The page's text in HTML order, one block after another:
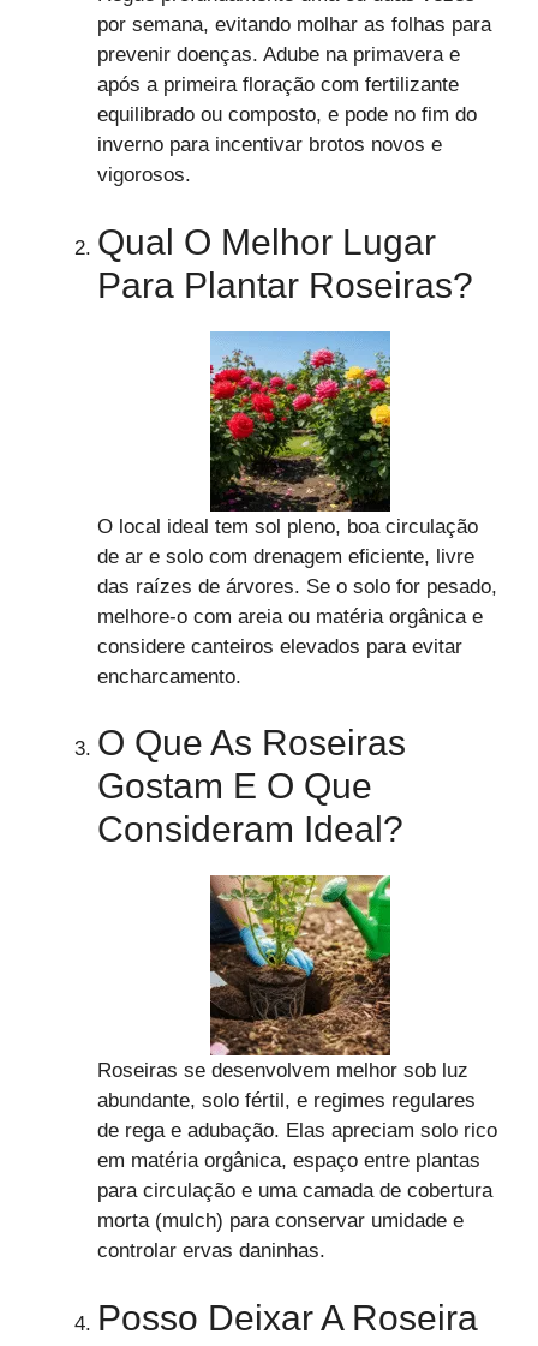
por semana, evitando molhar as folhas para
prevenir doenças. Adube na primavera e
após a primeira floração com fertilizante
equilibrado ou composto, e pode no fim do
inverno para incentivar brotos novos e
vigorosos.
Qual O Melhor Lugar
Para Plantar Roseiras?
O local ideal tem sol pleno, boa circulação
de ar e solo com drenagem eficiente, livre
das raízes de árvores. Se o solo for pesado,
melhore-o com areia ou matéria orgânica e
considere canteiros elevados para evitar
encharcamento.
O Que As Roseiras
Gostam E O Que
Consideram Ideal?
Roseiras se desenvolvem melhor sob luz
abundante, solo fértil, e regimes regulares
de rega e adubação. Elas apreciam solo rico
em matéria orgânica, espaço entre plantas
para circulação e uma camada de cobertura
morta (mulch) para conservar umidade e
controlar ervas daninhas.
Posso Deixar A Roseira